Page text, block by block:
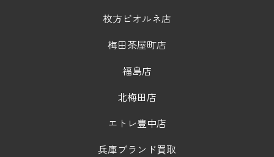
枚方ビオルネ店
梅田茶屋町店
福島店
北梅田店
エトレ豊中店
兵庫ブランド買取